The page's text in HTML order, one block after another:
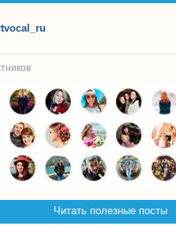
Читать полезные посты